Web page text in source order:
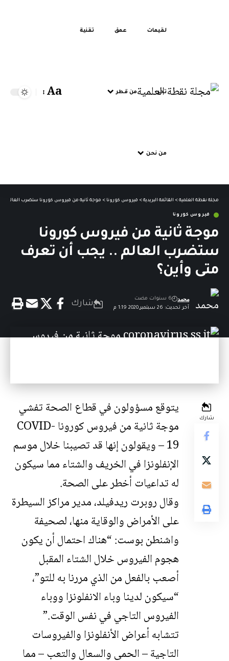
لقيمات عمق تقنية
تحر من قطر
من نحن
Aa
مجلة نقطة العلمية > القائمة البريدية > فيروس كورونا > موجة ثانية من فيروس كورونا ستضرب العالم ..
فيروس كورونا
موجة ثانية من فيروس كورونا
ستضرب العالم .. يجب أن تعرف
متى وأين؟
آخر تحديث: 26 سبتمبر,2020 1:19 م
محمد 6 سنوات مضت
شارك
شارك
يتوقع مسؤولون في قطاع الصحة تفشي
موجة ثانية من فيروس كوروناCOVID-
19– ويقولون إنها قد تصيبنا خلال موسم
الإنفلونزا في الخريف والشتاء مما سيكون
له تداعيات أخطر على الصحة.
وقال روبرت ريدفيلد، مدير مراكز السيطرة
على الأمراض والوقاية منها، لصحيفة
واشنطن بوست: “هناك احتمال أن يكون
هجوم الفيروس خلال الشتاء المقبل
أصعب بالفعل من الذي مررنا به للتو”،
“سيكون لدينا وباء الانفلونزا ووباء
الفيروس التاجي في نفس الوقت.”
تتشابه أعراض الأنفلونزا والفيروسات
التاجية – الحمى والسعال والتعب – مما